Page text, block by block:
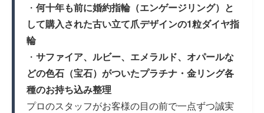
・ 何十年も前に婚約指輪（エンゲージリング）と
して購入された古い立て爪デザインの1粒ダイヤ指
輪
・ サファイア、ルビー、エメラルド、オパールな
どの色石（宝石）がついたプラチナ・金リング各
種のお持ち込み整理
プロのスタッフがお客様の目の前で一点ずつ誠実